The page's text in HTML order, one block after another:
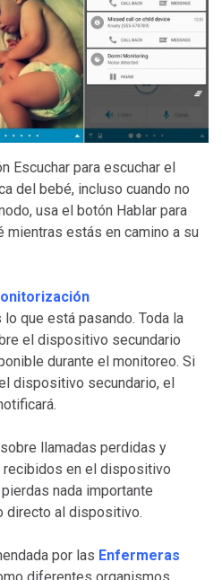
Escuchar para escuchar el
del bebé, incluso cuando no
usa el botón Hablar para
mientras estás en camino a su
que está pasando. Toda la
el dispositivo secundario
durante el monitoreo. Si
dispositivo secundario, el
llamadas perdidas y
en el dispositivo
nada importante
directo al dispositivo.
por las Enfermeras